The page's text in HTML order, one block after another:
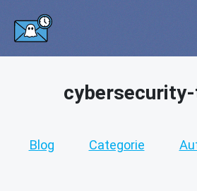
Blog Categorie